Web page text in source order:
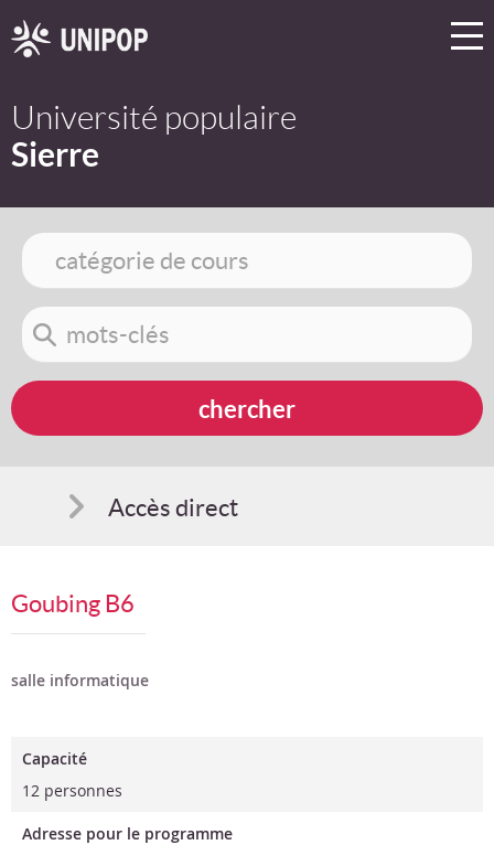
Université populaire
Sierre
Accès direct
Suggestions
Bon cadeau
Goubing B6
salle informatique
Capacité
12 personnes
Adresse pour le programme